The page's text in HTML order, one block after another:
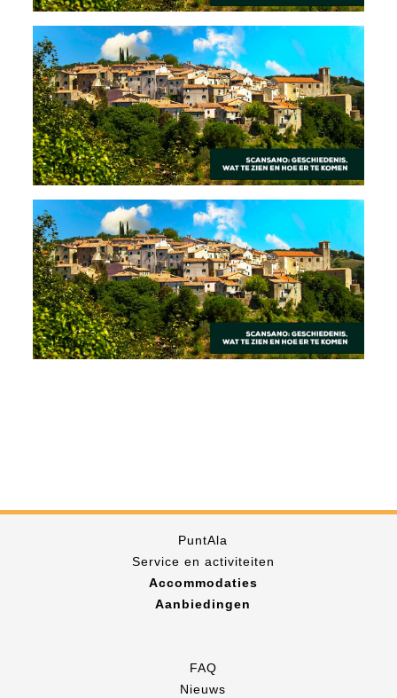
PuntAla
Service en activiteiten
Accommodaties
Aanbiedingen
FAQ
Nieuws